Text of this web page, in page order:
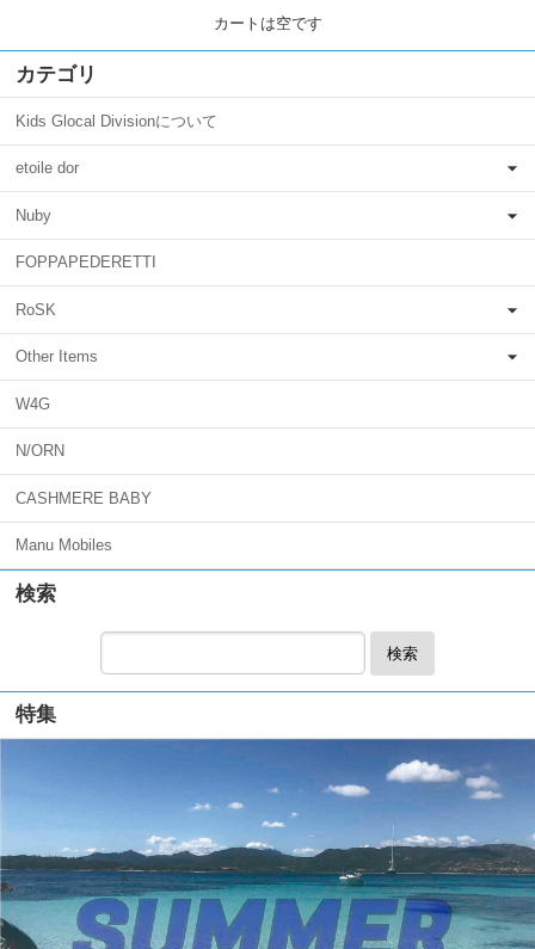
カートは空です
カテゴリ
Kids Glocal Divisionについて
etoile dor
Nuby
FOPPAPEDERETTI
RoSK
Other Items
W4G
N/ORN
CASHMERE BABY
Manu Mobiles
検索
検索
特集